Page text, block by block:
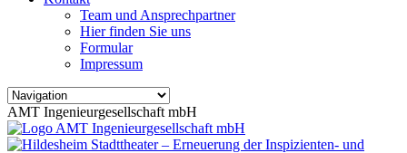
Team und Ansprechpartner
Hier finden Sie uns
Formular
Impressum
AMT Ingenieurgesellschaft mbH